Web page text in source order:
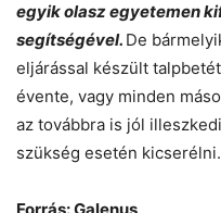
egyik olasz egyetemen
segítségével. De
eljárással készült
évente, vagy minden
az továbbra is jól
szükség esetén kicserélni.